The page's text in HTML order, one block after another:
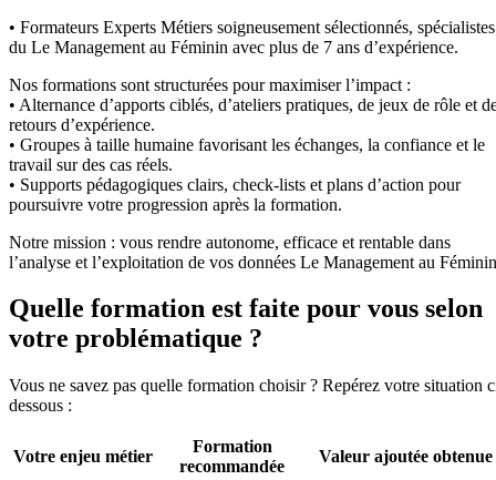
• Formateurs Experts Métiers soigneusement sélectionnés, spécialistes
du Le Management au Féminin avec plus de 7 ans d’expérience.
Nos formations sont structurées pour maximiser l’impact :
• Alternance d’apports ciblés, d’ateliers pratiques, de jeux de rôle et
retours d’expérience.
• Groupes à taille humaine favorisant les échanges, la confiance et le
travail sur des cas réels.
• Supports pédagogiques clairs, check-lists et plans d’action pour
poursuivre votre progression après la formation.
Notre mission : vous rendre autonome, efficace et rentable dans
l’analyse et l’exploitation de vos données Le Management au
Quelle formation est faite pour vous selon
votre problématique ?
Vous ne savez pas quelle formation choisir ? Repérez votre situation
dessous :
Votre enjeu métier
Formation
recommandée
Valeur ajoutée obtenue